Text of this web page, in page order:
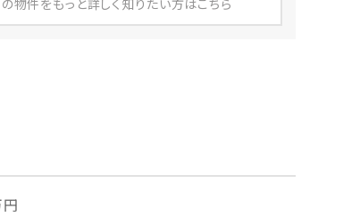
の物件をもっと詳しく 知りたい方はこちら